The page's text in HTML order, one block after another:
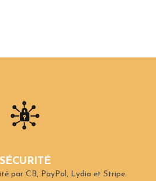
SÉCURITÉ
par CB, PayPal, Lydia et Stripe.